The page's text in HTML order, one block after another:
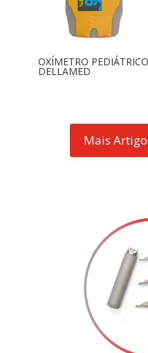
OXÍMETRO PEDIÁTRICO
DELLAMED
Mais